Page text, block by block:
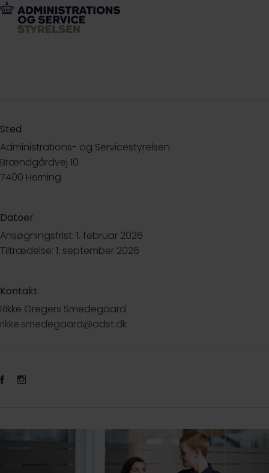
Sted
Administrations- og Servicestyrelsen
Brændgårdvej 10
7400 Herning
Datoer
Ansøgningsfrist: 1. februar 2026
Tiltrædelse: 1. september 2026
Kontakt
Rikke Gregers Smedegaard
rikke.smedegaard@adst.dk